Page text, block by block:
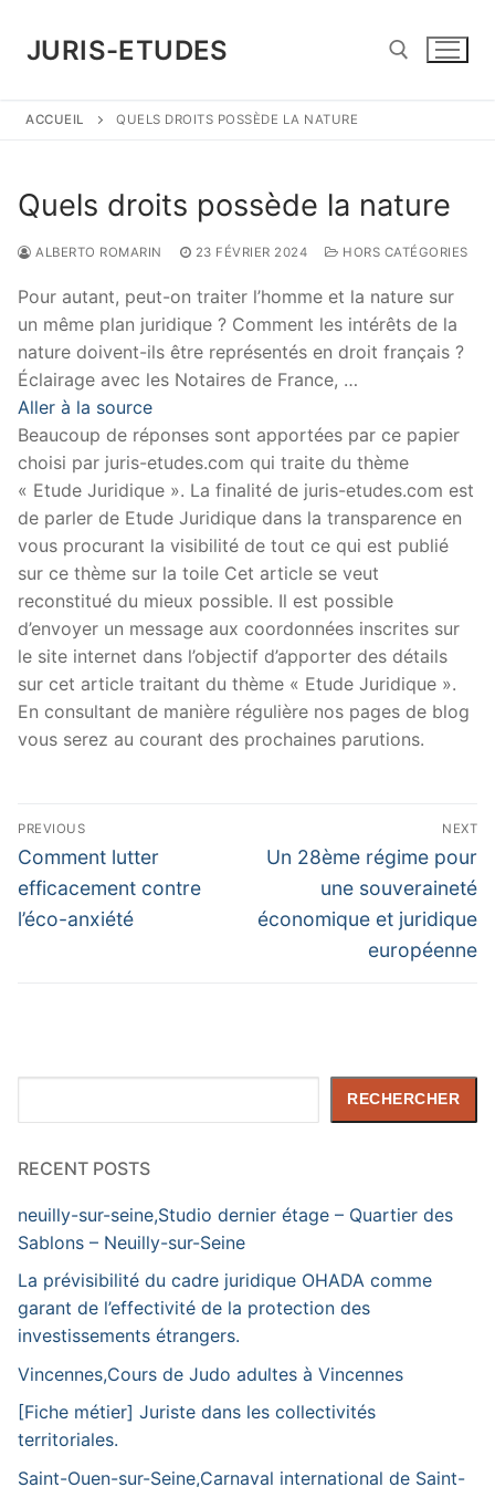
contenu
JURIS-ETUDES
ACCUEIL QUELS DROITS POSSÈDE LA NATURE
Quels droits possède la nature
ALBERTO ROMARIN 23 FÉVRIER 2024 HORS CATÉGORIES
Pour autant, peut-on traiter l’homme et la nature sur
un même plan juridique ? Comment les intérêts de la
nature doivent-ils être représentés en droit français ?
Éclairage avec les Notaires de France, …
Aller à la source
Beaucoup de réponses sont apportées par ce papier
choisi par juris-etudes.com qui traite du thème
« Etude Juridique ». La finalité de juris-etudes.com est
de parler de Etude Juridique dans la transparence en
vous procurant la visibilité de tout ce qui est publié
sur ce thème sur la toile Cet article se veut
reconstitué du mieux possible. Il est possible
d’envoyer un message aux coordonnées inscrites sur
le site internet dans l’objectif d’apporter des détails
sur cet article traitant du thème « Etude Juridique ».
En consultant de manière régulière nos pages de blog
vous serez au courant des prochaines parutions.
Navigation
de
l’article
PREVIOUS
Previous
post:
Comment lutter
efficacement contre
l’éco-anxiété
NEXT
Next
Un 28ème régime pour
une souveraineté
économique et juridique
européenne
RECHERCHER
RECENT POSTS
neuilly-sur-seine,Studio dernier étage – Quartier des
Sablons – Neuilly-sur-Seine
La prévisibilité du cadre juridique OHADA comme
garant de l’effectivité de la protection des
investissements étrangers.
Vincennes,Cours de Judo adultes à Vincennes
[Fiche métier] Juriste dans les collectivités
territoriales.
Saint-Ouen-sur-Seine,Carnaval international de Saint-